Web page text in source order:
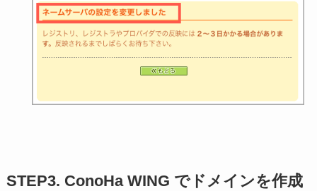
STEP3. ConoHa WING でドメインを作成